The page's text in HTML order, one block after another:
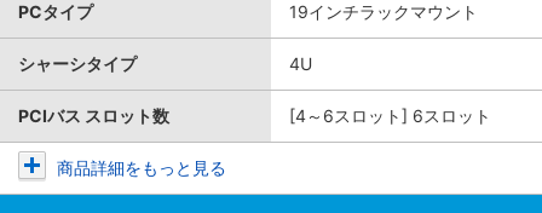
PCタイプ 19インチラックマウント
シャーシタイプ 4U
PCIバス スロット数 [4～6スロット] 6スロット
商品詳細をもっと見る